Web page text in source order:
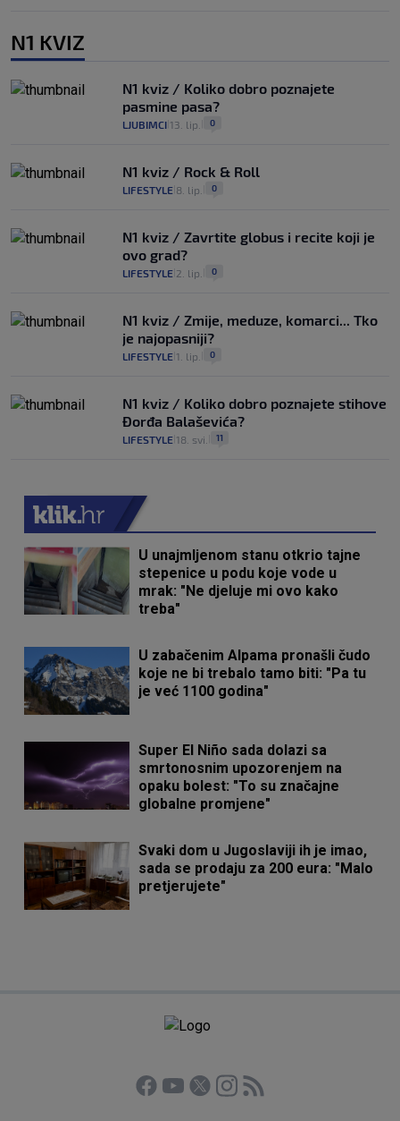
N1 KVIZ
N1 kviz / Koliko dobro poznajete
pasmine pasa?
LJUBIMCI 13. lip. 0
N1 kviz / Rock & Roll
LIFESTYLE 8. lip. 0
N1 kviz / Zavrtite globus i recite koji je
ovo grad?
LIFESTYLE 2. lip. 0
N1 kviz / Zmije, meduze, komarci... Tko
je najopasniji?
LIFESTYLE 1. lip. 0
N1 kviz / Koliko dobro poznajete stihove
Đorđa Balaševića?
LIFESTYLE 18. svi. 11
U unajmljenom stanu otkrio tajne
stepenice u podu koje vode u
mrak: "Ne djeluje mi ovo kako
treba"
U zabačenim Alpama pronašli čudo
koje ne bi trebalo tamo biti: "Pa tu
je već 1100 godina"
Super El Niño sada dolazi sa
smrtonosnim upozorenjem na
opaku bolest: "To su značajne
globalne promjene"
Svaki dom u Jugoslaviji ih je imao,
sada se prodaju za 200 eura: "Malo
pretjerujete"